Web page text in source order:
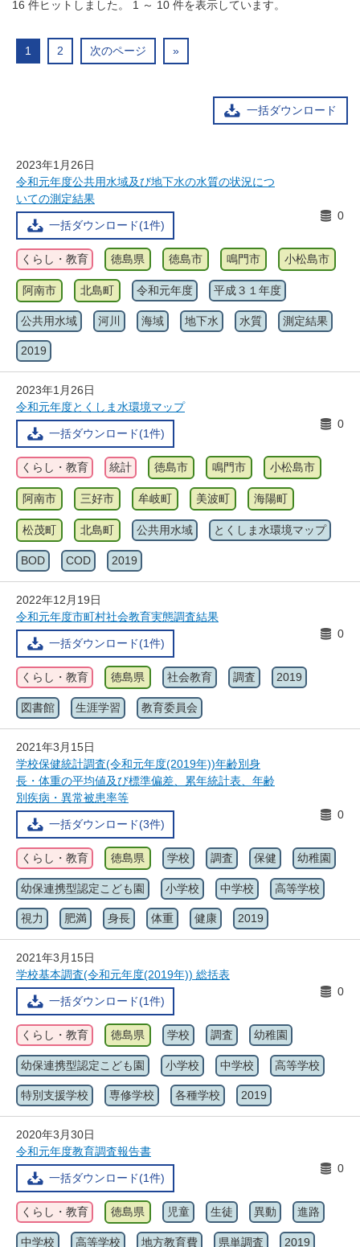
16 件ヒットしました。 1 ～ 10 件を表示しています。
1 2 次のページ »
一括ダウンロード
2023年1月26日
令和元年度公共用水域及び地下水の水質の状況につ
いての測定結果
一括ダウンロード(1件)
0
くらし・教育 徳島県 徳島市 鳴門市 小松島市
阿南市 北島町 令和元年度 平成３１年度
公共用水域 河川 海域 地下水 水質 測定結果
2019
2023年1月26日
令和元年度とくしま水環境マップ
一括ダウンロード(1件)
0
くらし・教育 統計 徳島市 鳴門市 小松島市
阿南市 三好市 牟岐町 美波町 海陽町
松茂町 北島町 公共用水域 とくしま水環境マップ
BOD COD 2019
2022年12月19日
令和元年度市町村社会教育実態調査結果
一括ダウンロード(1件)
0
くらし・教育 徳島県 社会教育 調査 2019
図書館 生涯学習 教育委員会
2021年3月15日
学校保健統計調査(令和元年度(2019年))年齢別身
長・体重の平均値及び標準偏差、累年統計表、年齢
別疾病・異常被患率等
一括ダウンロード(3件)
0
くらし・教育 徳島県 学校 調査 保健 幼稚園
幼保連携型認定こども園 小学校 中学校 高等学校
視力 肥満 身長 体重 健康 2019
2021年3月15日
学校基本調査(令和元年度(2019年)) 総括表
一括ダウンロード(1件)
0
くらし・教育 徳島県 学校 調査 幼稚園
幼保連携型認定こども園 小学校 中学校 高等学校
特別支援学校 専修学校 各種学校 2019
2020年3月30日
令和元年度教育調査報告書
一括ダウンロード(1件)
0
くらし・教育 徳島県 児童 生徒 異動 進路
中学校 高等学校 地方教育費 県単調査 2019